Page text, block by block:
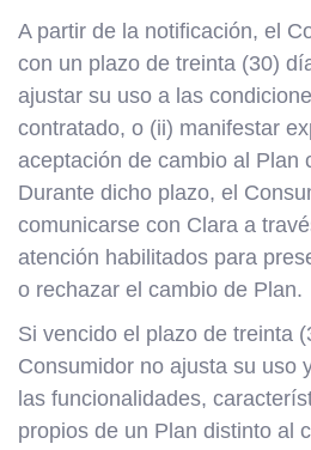
A partir de la notificación, el
con un plazo de treinta (30)
ajustar su uso a las
contratado, o (ii) manifestar
aceptación de cambio al Plan
Durante dicho plazo, el
comunicarse con Clara a
atención habilitados para
o rechazar el cambio de Plan.
Si vencido el plazo de treinta
Consumidor no ajusta su uso
las funcionalidades,
propios de un Plan distinto al